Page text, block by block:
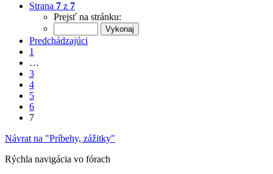
Strana 7 z 7
Prejsť na stránku:
Predchádzajúci
1
…
3
4
5
6
7
Návrat na "Príbehy, zážitky"
Rýchla navigácia vo fórach